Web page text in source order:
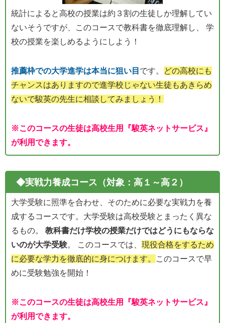
統計によると高校の授業は約３割の生徒しか理解してい
ないそうですが、このコースで教科書を徹底理解し、 学
校の授業を楽しめるようにしよう！
推薦枠での大学進学は本当に狙い目 です。
どの高校にも
チャンスはありますので進学校じゃない生徒もあきらめ
ないで駿英の先生に相談してみましょう！
※このコースの生徒は高校生用『駿英ネットサービス』
が利用できます。
◆実戦力養成コース（対象：高１～高２）
大学受験に照準を合わせ、そのために必要な実戦力を養
成するコースです。大学受験は高校受験とまったく異な
るもの。
教科書だけ学校の授業だけではどうにもならな
いのが大学受験。 このコースでは、 現役合格をするため
に必要な学力を徹底的に身につけます。
このコースで早
めに受験勉強を開始！
※このコースの生徒は高校生用『駿英ネットサービス』
が利用できます。